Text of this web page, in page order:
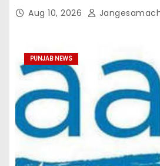
Aug 10, 2026
PUNJAB NEWS